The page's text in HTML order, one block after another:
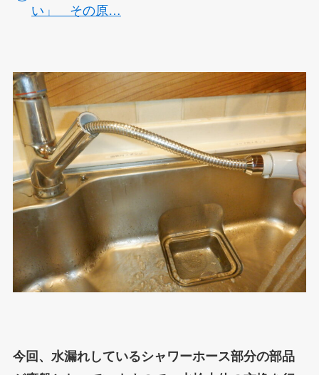
い」 その原…
今回、水漏れしているシャワーホース部分の部品